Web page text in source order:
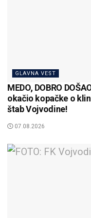
GLAVNA VEST
MEDO, DOBRO
okačio kopačke o
štab Vojvodine!
07.08.2026